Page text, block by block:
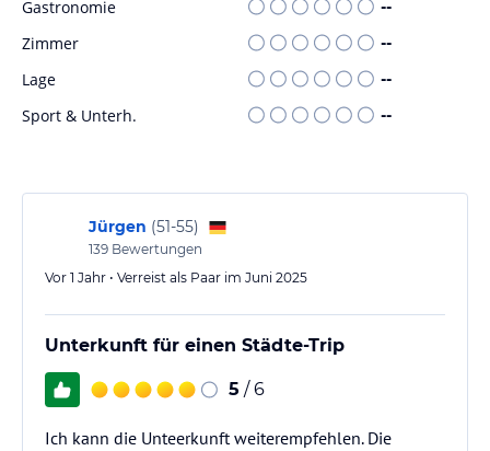
Gastronomie --
Zimmer --
Lage --
Sport & Unterh. --
Jürgen (51-55)
139 Bewertungen
Vor 1 Jahr • Verreist als Paar im Juni 2025
Unterkunft für einen Städte-Trip
5 / 6
Ich kann die Unteerkunft weiterempfehlen. Die